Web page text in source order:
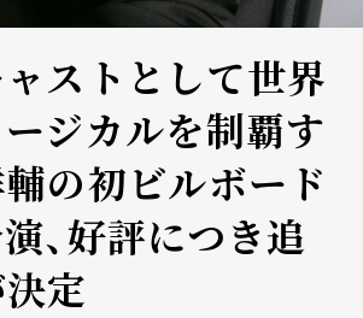
ストとして世界
ジカルを制覇す
の初ビルボード
、好評につき追
定